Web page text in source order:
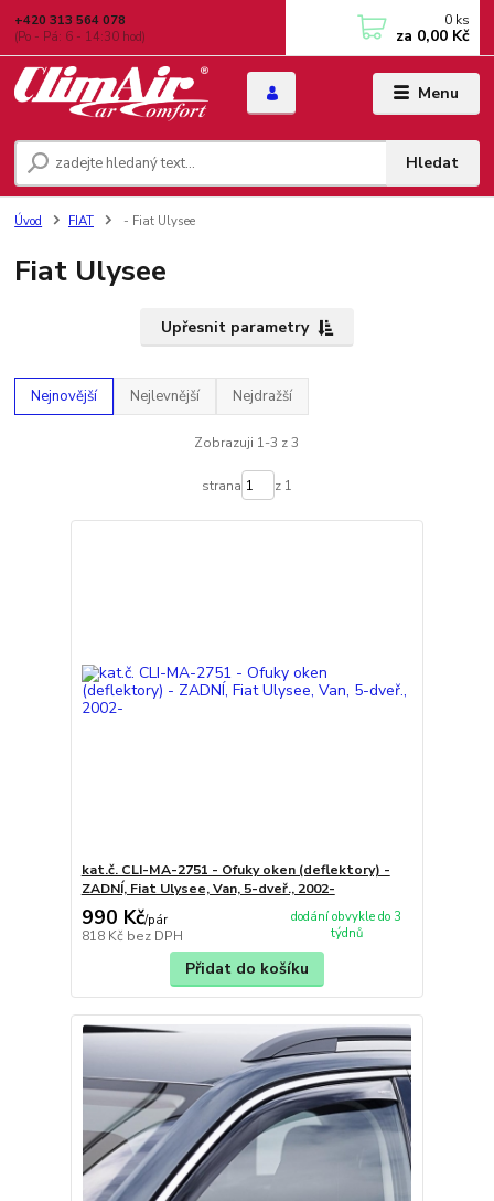
Menu
Hledat
+420 313 564 078
(Po - Pá: 6 - 14:30 hod)
0 ks
za 0,00 Kč
Úvod FIAT - Fiat Ulysee
Fiat Ulysee
Upřesnit parametry
Nejnovější Nejlevnější Nejdražší
Zobrazuji 1-3 z 3
strana z 1
kat.č. CLI-MA-2751 - Ofuky oken (deflektory) -
ZADNÍ, Fiat Ulysee, Van, 5-dveř., 2002-
990 Kč/pár
818 Kč bez DPH
dodání obvykle do 3
týdnů
Přidat do košíku